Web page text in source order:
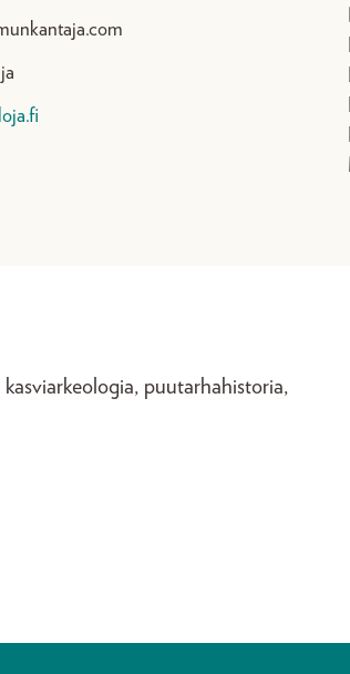
kasviarkeologia, puutarhahistoria,